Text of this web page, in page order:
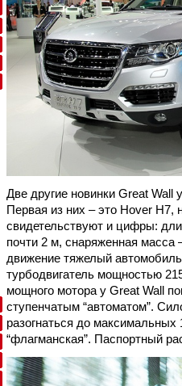
Две другие новинки Great Wall
Первая из них – это Hover
свидетельствуют и цифры:
почти 2 м, снаряженная масса
движение тяжелый
турбодвигатель мощностью
мощного мотора у Great Wall
ступенчатым “автоматом”.
разогнаться до
“флагманская”. Паспортный